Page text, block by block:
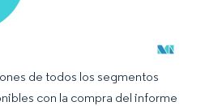
requiere atribución según CC BY 4.0.
de todos los segmentos
con la compra del informe